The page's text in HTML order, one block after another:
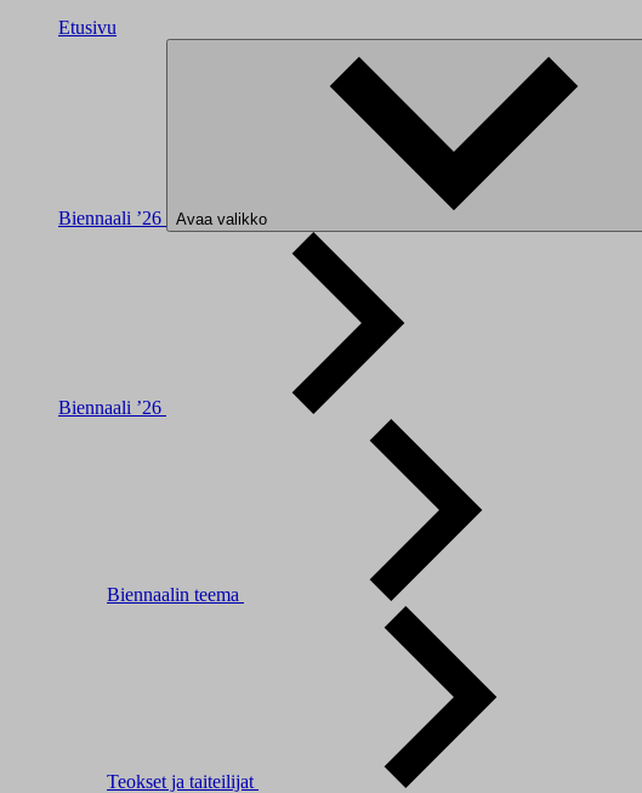
Etusivu
Biennaali ’26 Avaa valikko
Biennaali ’26
Biennaalin teema
Teokset ja taiteilijat